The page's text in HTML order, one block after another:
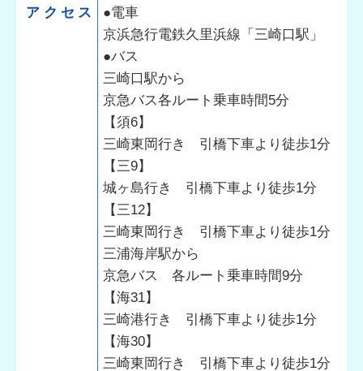
アクセス
●電車
京浜急行電鉄久里浜線「三崎口駅」
●バス
三崎口駅から
京急バス各ルート乗車時間5分
【須6】
三崎東岡行き 引橋下車より徒歩1分
【三9】
城ヶ島行き 引橋下車より徒歩1分
【三12】
三崎東岡行き 引橋下車より徒歩1分
三浦海岸駅から
京急バス 各ルート乗車時間9分
【海31】
三崎港行き 引橋下車より徒歩1分
【海30】
三崎東岡行き 引橋下車より徒歩1分